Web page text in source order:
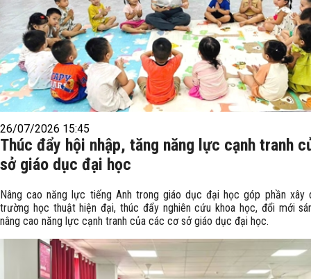
26/07/2026 15:45
Thúc đẩy hội nhập, tăng năng lực cạnh tranh
sở giáo dục đại học
Nâng cao năng lực tiếng Anh trong giáo dục đại học góp phần xây
trường học thuật hiện đại, thúc đẩy nghiên cứu khoa học, đổi mới
nâng cao năng lực cạnh tranh của các cơ sở giáo dục đại học.